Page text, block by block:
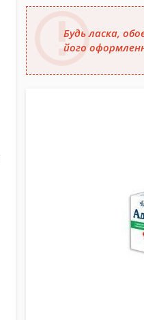
Будь ласка,
його